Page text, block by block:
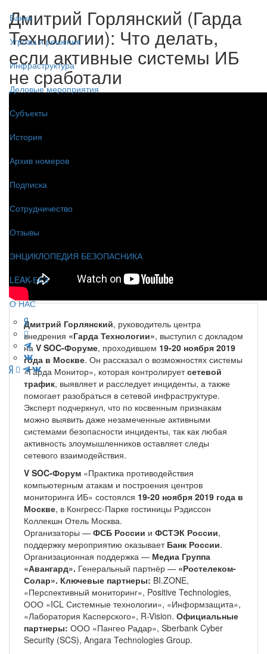
Банки
Угрозы и решения
Инфраструктура
Деловые мероприятия
Субъекты
История
Архив номеров
Подписка
Сотрудничество
Отзывы
ЭНЦИКЛОПЕДИЯ БЕЗОПАСНИКА
LEAK-БЕЗ
О НАС
Дмитрий Горлянский (Гарда
Технологии): Что делать,
если активные системы ИБ
не сработали
Дмитрий Горлянский, руководитель центра
внедрения «Гарда Технологии», выступил с докладом
на V SOC-Форуме, проходившем 19-20 ноября 2019
года в Москве. Он рассказал о возможностях системы
«Гарда Монитор», которая контролируетсетевой
трафик, выявляет и расследует инциденты, а также
помогает разобраться в сетевой инфраструктуре.
Эксперт подчеркнул, что по косвенным признакам
можно выявить даже незамеченные активными
системами безопасности инциденты, так как любая
активность злоумышленников оставляет следы
сетевого взаимодействия.
V SOC-Форум «Практика противодействия
компьютерным атакам и построения центров
мониторинга ИБ» состоялся 19-20 ноября 2019 года в
Москве, в Конгресс-Парке гостиницы Рэдиссон
Коллекшн Отель Москва.
Организаторы — ФСБ России и ФСТЭК России,
поддержку мероприятию оказывает Банк России.
Организационная поддержка — Медиа Группа
«Авангард». Генеральный партнёр — «Ростелеком-
Солар». Ключевые партнеры: BI.ZONE,
«Перспективный мониторинг», Positive Technologies,
ООО «ICL Системные технологии», «Информзащита»,
«Лаборатория Касперского», R-Vision. Официальные
партнеры: ООО «Пангео Радар», Sberbank Cyber
Security (SCS), Angara Technologies Group.